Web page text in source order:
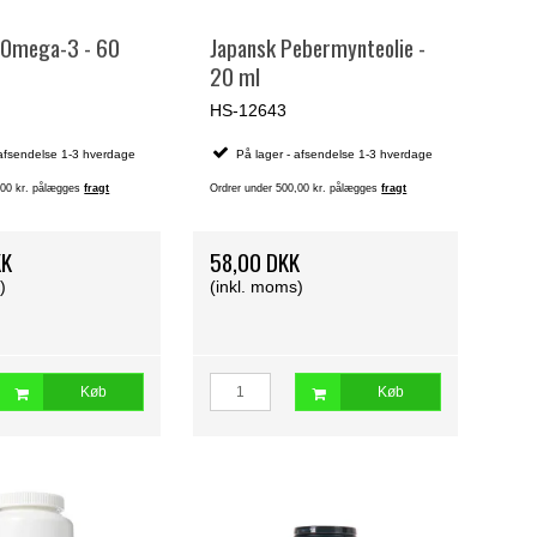
3 - 60
1-3 hverdage
kr. pålæggesfragt
Køb
Japansk Pebermynteolie -
20 ml
HS-12643
På lager - afsendelse 1-3 hverdage
Ordrer under 500,00 kr. pålæggesfragt
58,00 DKK
(inkl. moms)
Køb